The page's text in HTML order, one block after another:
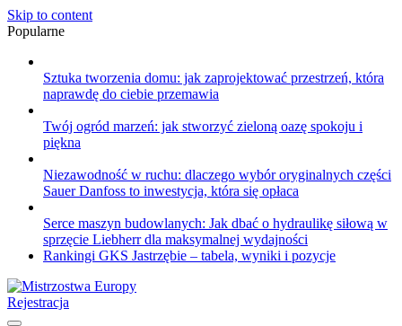
Skip to content
Popularne
Sztuka tworzenia domu: jak zaprojektować przestrzeń, która
naprawdę do ciebie przemawia
Twój ogród marzeń: jak stworzyć zieloną oazę spokoju i
piękna
Niezawodność w ruchu: dlaczego wybór oryginalnych części
Sauer Danfoss to inwestycja, która się opłaca
Serce maszyn budowlanych: Jak dbać o hydraulikę siłową w
sprzęcie Liebherr dla maksymalnej wydajności
Rankingi GKS Jastrzębie – tabela, wyniki i pozycje
Rejestracja